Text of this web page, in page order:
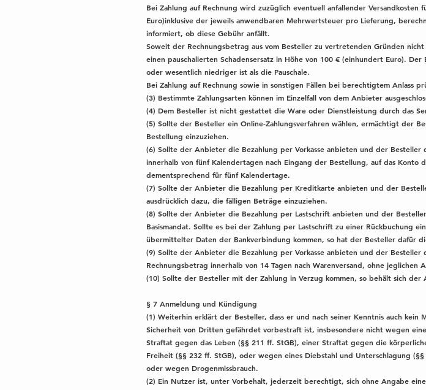
Bei Zahlung auf Rechnung wird zuzüglich eventuell anfallender
Euro)inklusive der jeweils anwendbaren Mehrwertsteuer pro Lieferung,
informiert, ob diese Gebühr anfällt.
Soweit der Rechnungsbetrag aus vom Besteller zu vertretenden Gründen
einen pauschalierten Schadensersatz in Höhe von 100 € (einhundert Euro).
oder wesentlich niedriger ist als die Pauschale.
Bei Zahlung auf Rechnung sowie in sonstigen Fällen bei berechtigtem Anlass
(3) Bestimmte Zahlungsarten können im Einzelfall von dem Anbieter
(4) Dem Besteller ist nicht gestattet die Ware oder Dienstleistung durch das
(5) Sollte der Besteller ein Online-Zahlungsverfahren wählen, ermächtigt der
Bestellung einzuziehen.
(6) Sollte der Anbieter die Bezahlung per Vorkasse anbieten und der
innerhalb von fünf Kalendertagen nach Eingang der Bestellung, auf das
dementsprechend für fünf Kalendertage.
(7) Sollte der Anbieter die Bezahlung per Kreditkarte anbieten und der
ausdrücklich dazu, die fälligen Beträge einzuziehen.
(8) Sollte der Anbieter die Bezahlung per Lastschrift anbieten und der
Basismandat. Sollte es bei der Zahlung per Lastschrift zu einer Rückbuchung
übermittelter Daten der Bankverbindung kommen, so hat der Besteller dafür
(9) Sollte der Anbieter die Bezahlung per Vorkasse anbieten und der
Rechnungsbetrag innerhalb von 14 Tagen nach Warenversand, ohne jeglichen
(10) Sollte der Besteller mit der Zahlung in Verzug kommen, so behält sich
§ 7 Anmeldung und Kündigung
(1) Weiterhin erklärt der Besteller, dass er und nach seiner Kenntnis auch
Sicherheit von Dritten gefährdet vorbestraft ist, insbesondere nicht wegen
Straftat gegen das Leben (§§ 211 ff. StGB), einer Straftat gegen die
Freiheit (§§ 232 ff. StGB), oder wegen eines Diebstahl und Unterschlagung
oder wegen Drogenmissbrauch.
(2) Ein Nutzer ist, unter Vorbehalt, jederzeit berechtigt, sich ohne Angabe